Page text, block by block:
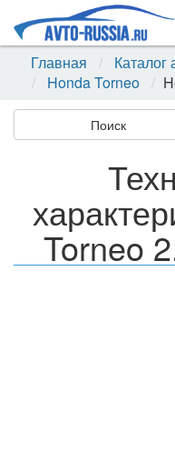
Главная
Каталог
Honda Torneo
Поиск
Torneo